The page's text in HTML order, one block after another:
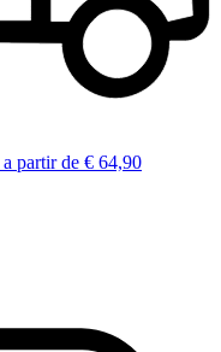
a partir de € 64,90